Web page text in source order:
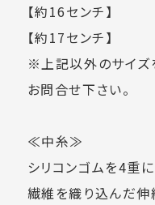
【約16センチ】
【約17センチ】
※上記以外のサイズ
お問合せ下さい。
≪中糸≫
シリコンゴムを4重に
繊維を織り込んだ伸